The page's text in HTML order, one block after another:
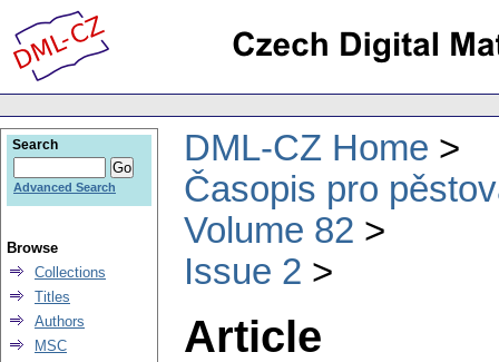
DML-CZ Home
Časopis pro
Volume 82
Issue 2
Article
Search
Advanced Search
Browse
Collections
Titles
Authors
MSC